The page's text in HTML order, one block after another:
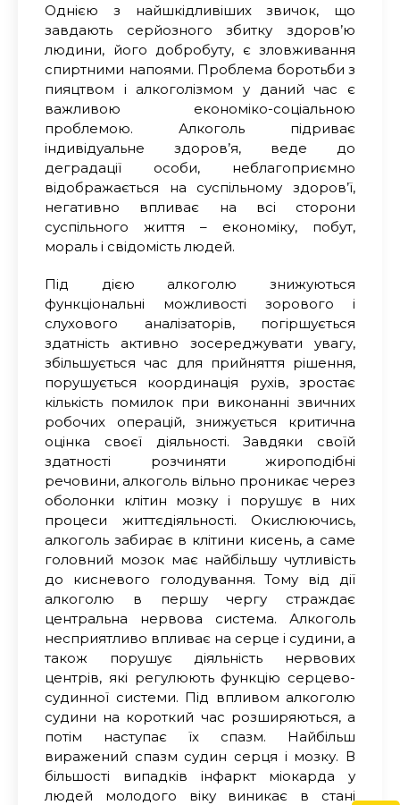
Однією з найшкідливіших звичок, що
завдають серйозного збитку здоров’ю
людини, його добробуту, є зловживання
спиртними напоями. Проблема боротьби з
пияцтвом і алкоголізмом у даний час є
важливою економіко-соціальною
проблемою. Алкоголь підриває
індивідуальне здоров’я, веде до
деградації особи, неблагоприємно
відображається на суспільному здоров’ї,
негативно впливає на всі сторони
суспільного життя – економіку, побут,
мораль і свідомість людей.
Під дією алкоголю знижуються
функціональні можливості зорового і
слухового аналізаторів, погіршується
здатність активно зосереджувати увагу,
збільшується час для прийняття рішення,
порушується координація рухів, зростає
кількість помилок при виконанні звичних
робочих операцій, знижується критична
оцінка своєї діяльності. Завдяки своїй
здатності розчиняти жироподібні
речовини, алкоголь вільно проникає через
оболонки клітин мозку і порушує в них
процеси життєдіяльності. Окислюючись,
алкоголь забирає в клітини кисень, а саме
головний мозок має найбільшу чутливість
до кисневого голодування. Тому від дії
алкоголю в першу чергу страждає
центральна нервова система. Алкоголь
несприятливо впливає на серце і судини, а
також порушує діяльність нервових
центрів, які регулюють функцію серцево-
судинної системи. Під впливом алкоголю
судини на короткий час розширяються, а
потім наступає їх спазм. Найбільш
виражений спазм судин серця і мозку. В
більшості випадків інфаркт міокарда у
людей молодого віку виникає в стані